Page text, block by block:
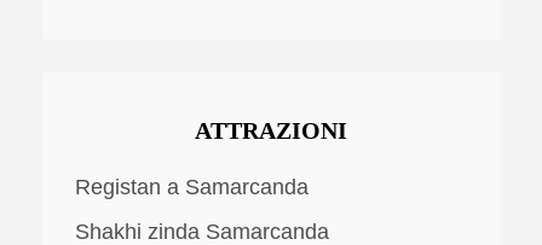
ATTRAZIONI
Registan a Samarcanda
Shakhi zinda Samarcanda